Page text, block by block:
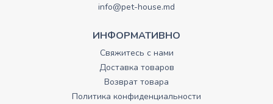
info@pet-house.md
ИНФОРМАТИВНО
Свяжитесь с нами
Доставка товаров
Возврат товара
Политика конфиденциальности